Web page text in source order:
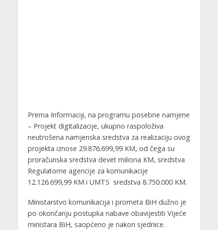
Prema Informaciji, na programu posebne namjene
– Projekt digitalizacije, ukupno raspoloživa
neutrošena namjenska sredstva za realizaciju ovog
projekta iznose 29.876.699,99 KM, od čega su
proračunska sredstva devet miliona KM, sredstva
Regulatorne agencije za komunikacije
12.126.699,99 KM i UMTS sredstva 8.750.000 KM.
Ministarstvo komunikacija i prometa BiH dužno je
po okončanju postupka nabave obavijestiti Vijeće
ministara BiH, saopćeno je nakon sjednice.